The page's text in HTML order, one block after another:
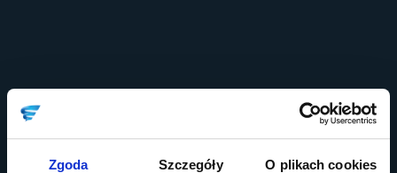
Zgoda Szczegóły O plikach cookies